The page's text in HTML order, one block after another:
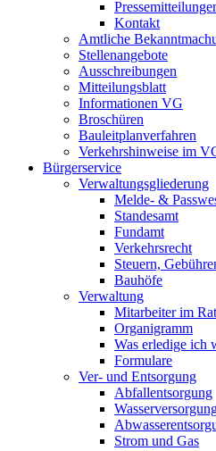
Kontakt
Amtliche
Stellenangebote
Ausschreibungen
Mitteilungsblatt
Informationen VG
Broschüren
Bauleitplanverfahren
Verkehrshinweise im
Bürgerservice
Verwaltungsgliederung
Melde- &
Standesamt
Fundamt
Verkehrsrecht
Steuern,
Bauhöfe
Verwaltung
Mitarbeiter im
Organigramm
Was erledige ich
Formulare
Ver- und Entsorgung
Abfallentsorgung
Strom und Gas